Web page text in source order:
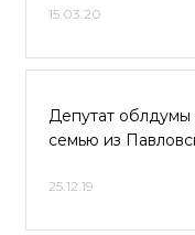
15.03.20
Депутат
семью из
25.12.19